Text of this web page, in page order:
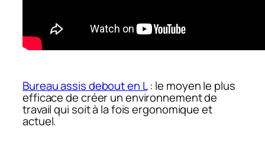
Bureau assis debout en L: le moyen le plus
efficace de créer un environnement de
travail qui soit à la fois ergonomique et
actuel.